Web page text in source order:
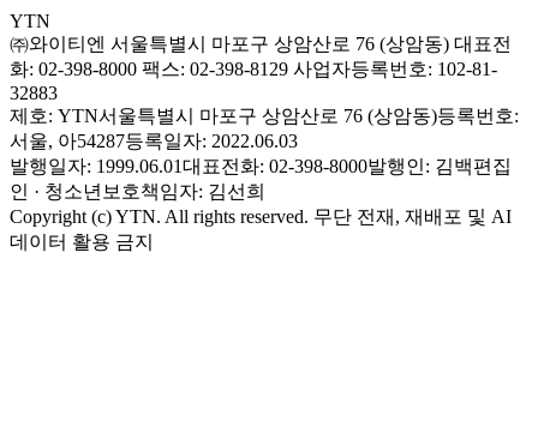
YTN
㈜와이티엔 서울특별시 마포구 상암산로 76 (상암동) 대표전
화: 02-398-8000 팩스: 02-398-8129 사업자등록번호: 102-81-
32883
제호: YTN서울특별시 마포구 상암산로 76 (상암동)등록번호:
서울, 아54287등록일자: 2022.06.03
발행일자: 1999.06.01대표전화: 02-398-8000발행인: 김백편집
인 · 청소년보호책임자: 김선희
Copyright (c) YTN. All rights reserved. 무단 전재, 재배포 및 AI
데이터 활용 금지